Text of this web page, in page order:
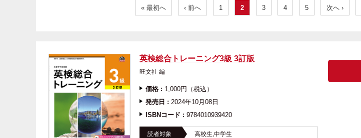
« 最初へ ‹ 前へ 1 2 3 4 5 次へ ›
英検総合トレーニング3級 3訂版
旺文社 編
価格 : 1,000円（税込）
発売日 : 2024年10月08日
ISBNコード : 9784010939420
読者対象 高校生,中学生